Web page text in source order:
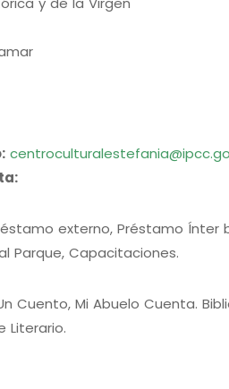
externo, Préstamo Ínter
Parque, Capacitaciones.
Cuento, Mi Abuelo Cuenta.
Literario.